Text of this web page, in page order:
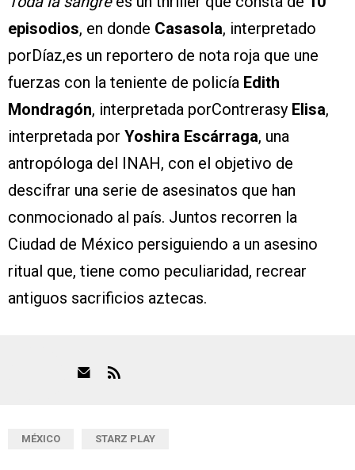
episodios, en donde Casasola, interpretado
porDíaz,es un reportero de nota roja que une
fuerzas con la teniente de policía Edith
Mondragón, interpretada porContrerasy Elisa,
interpretada por Yoshira Escárraga, una
antropóloga del INAH, con el objetivo de
descifrar una serie de asesinatos que han
conmocionado al país. Juntos recorren la
Ciudad de México persiguiendo a un asesino
ritual que, tiene como peculiaridad, recrear
antiguos sacrificios aztecas.
MÉXICO STARZ PLAY